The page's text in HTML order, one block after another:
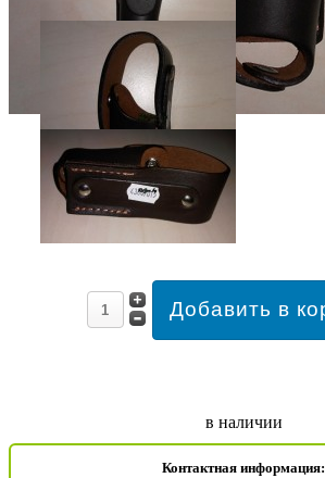
в наличии
Контактная информация: